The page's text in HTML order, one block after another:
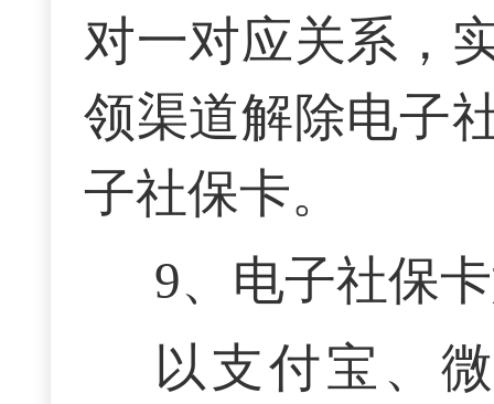
对一对应关系，
领渠道解除电子
子社保卡。
9、 电子社保
以支付宝、